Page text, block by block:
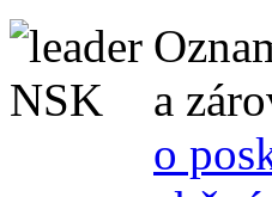
a
o